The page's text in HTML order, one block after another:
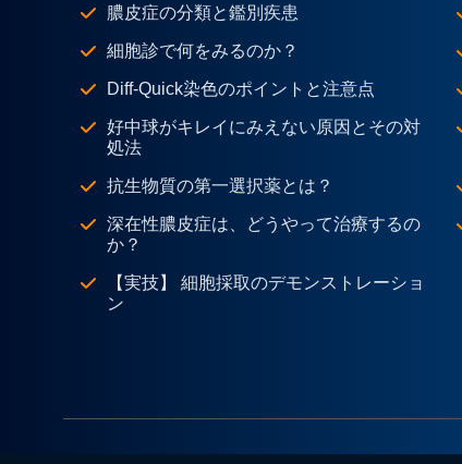
膿皮症の分類と鑑別疾患
細胞診で何をみるのか？
Diff-Quick染色のポイントと注意点
好中球がキレイにみえない原因とその対
処法
抗生物質の第一選択薬とは？
深在性膿皮症は、どうやって治療するの
か？
【実技】 細胞採取のデモンストレーショ
ン